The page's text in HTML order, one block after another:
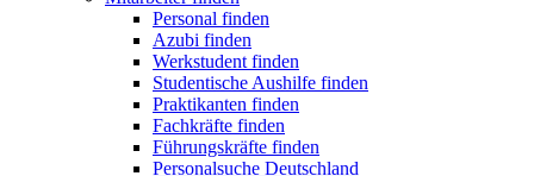
Personal finden
Azubi finden
Werkstudent finden
Studentische Aushilfe finden
Praktikanten finden
Fachkräfte finden
Führungskräfte finden
Personalsuche Deutschland